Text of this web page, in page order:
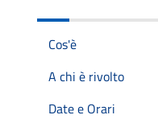
Cos'è
A chi è rivolto
Date e Orari